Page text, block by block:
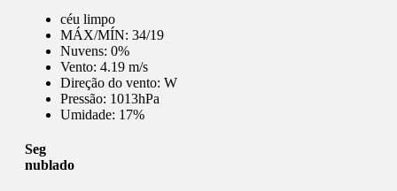
céu limpo
MÁX/MÍN: 34/19
Nuvens: 0%
Vento: 4.19 m/s
Direção do vento: W
Pressão: 1013hPa
Umidade: 17%
Seg
nublado